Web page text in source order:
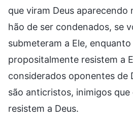
que viram Deus aparecendo
hão de ser condenados, se
submeteram a Ele,
propositalmente resistem a
considerados oponentes de
são anticristos, inimigos
resistem a Deus.